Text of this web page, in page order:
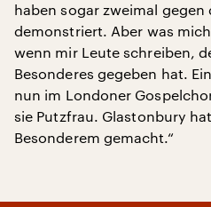
haben sogar zweimal gegen
demonstriert. Aber was
wenn mir Leute schreiben,
Besonderes gegeben hat.
nun im Londoner
sie Putzfrau. Glastonbury
Besonderem gemacht.“